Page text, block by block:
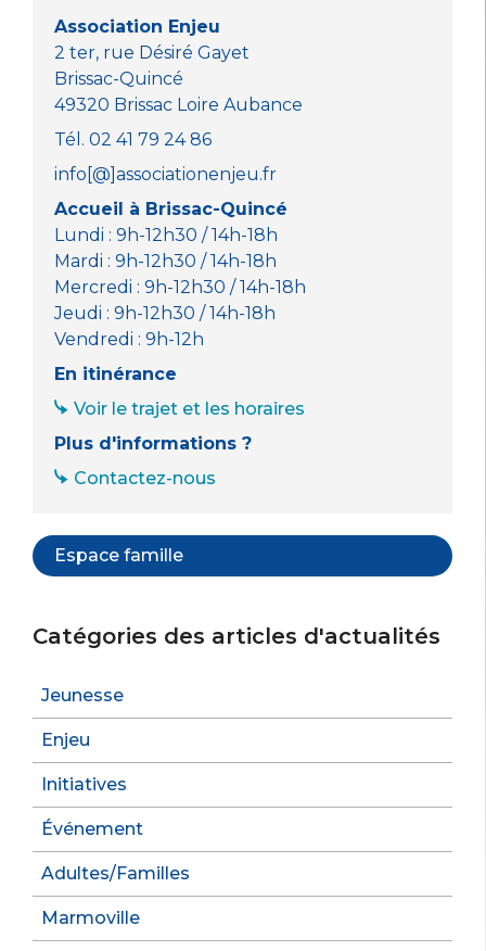
o
k
p er
Association Enjeu
2 ter, rue Désiré Gayet
Brissac-Quincé
49320 Brissac Loire Aubance
Tél. 02 41 79 24 86
info[@]associationenjeu.fr
Accueil à Brissac-Quincé
Lundi : 9h-12h30 / 14h-18h
Mardi : 9h-12h30 / 14h-18h
Mercredi : 9h-12h30 / 14h-18h
Jeudi : 9h-12h30 / 14h-18h
Vendredi : 9h-12h
En itinérance
Voir le trajet et les horaires
Plus d'informations ?
Contactez-nous
Espace famille
Catégories des articles d'actualités
Jeunesse
Enjeu
Initiatives
Événement
Adultes/Familles
Marmoville